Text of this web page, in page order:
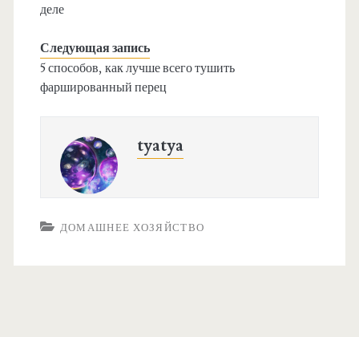
деле
Следующая запись
5 способов, как лучше всего тушить
фаршированный перец
tyatya
ДОМАШНЕЕ ХОЗЯЙСТВО